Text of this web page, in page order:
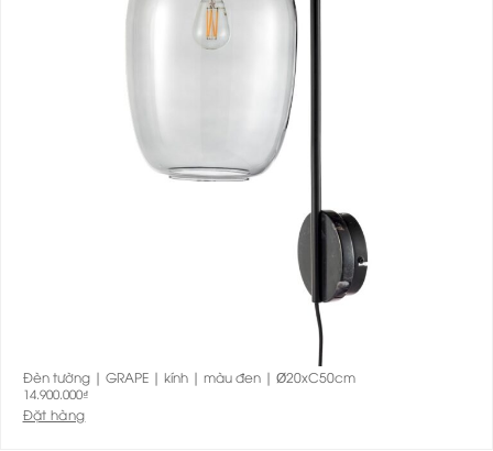
Đèn tường | GRAPE | kính | màu đen | Ø20xC50cm
14.900.000₫
Đặt hàng